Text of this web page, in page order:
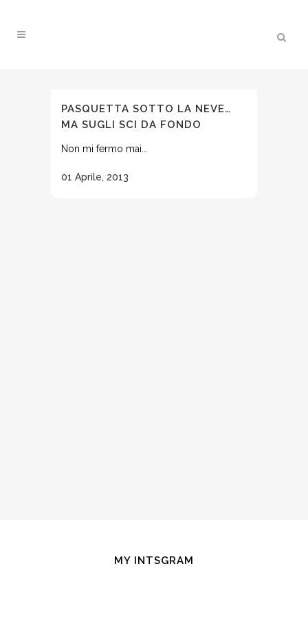
PASQUETTA SOTTO LA NEVE…
MA SUGLI SCI DA FONDO
Non mi fermo mai...
01 Aprile, 2013
MY INTSGRAM